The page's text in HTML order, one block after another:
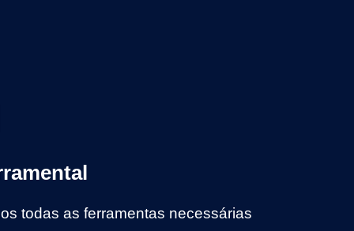
todas as ferramentas necessárias